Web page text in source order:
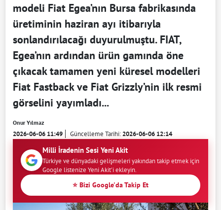
modeli Fiat Egea’nın Bursa fabrikasında
üretiminin haziran ayı itibarıyla
sonlandırılacağı duyurulmuştu. FIAT,
Egea’nın ardından ürün gamında öne
çıkacak tamamen yeni küresel modelleri
Fiat Fastback ve Fiat Grizzly’nin ilk resmi
görselini yayımladı...
Onur Yılmaz
2026-06-06 11:49 Güncelleme Tarihi:2026-06-06 12:14
Milli İradenin Sesi Yeni Akit
Türkiye ve dünyadaki gelişmeleri yakından takip etmek için
Google listenize Yeni Akit'i ekleyin.
⭐ Bizi Google'da Takip Et